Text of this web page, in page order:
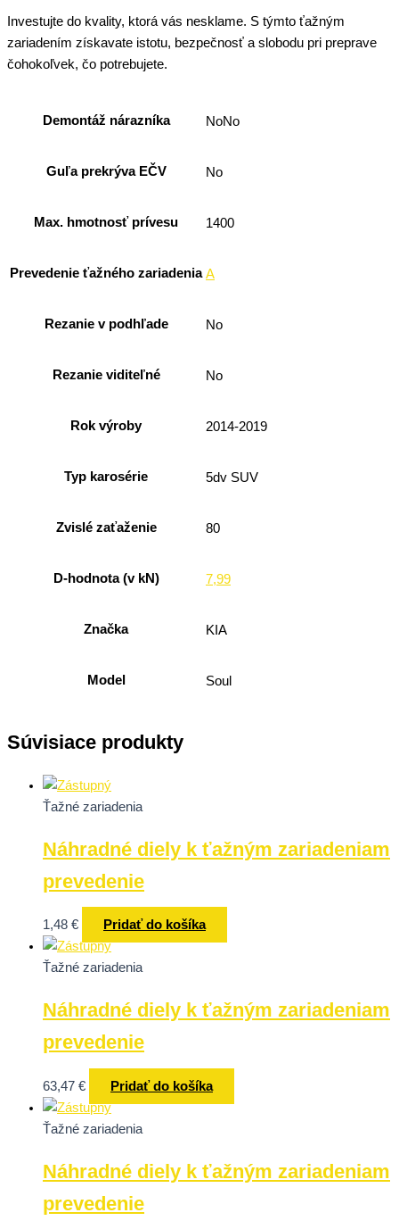
Investujte do kvality, ktorá vás nesklame. S týmto ťažným
zariadením získavate istotu, bezpečnosť a slobodu pri preprave
čohokoľvek, čo potrebujete.
Demontáž nárazníka NoNo
Guľa prekrýva EČV No
Max. hmotnosť prívesu 1400
Prevedenie ťažného zariadenia A
Rezanie v podhľade No
Rezanie viditeľné No
Rok výroby 2014-2019
Typ karosérie 5dv SUV
Zvislé zaťaženie 80
D-hodnota (v kN) 7,99
Značka KIA
Model Soul
Súvisiace produkty
Ťažné zariadenia
Náhradné diely k ťažným zariadeniam
prevedenie
1,48 € Pridať do košíka
Ťažné zariadenia
Náhradné diely k ťažným zariadeniam
prevedenie
63,47 € Pridať do košíka
Ťažné zariadenia
Náhradné diely k ťažným zariadeniam
prevedenie